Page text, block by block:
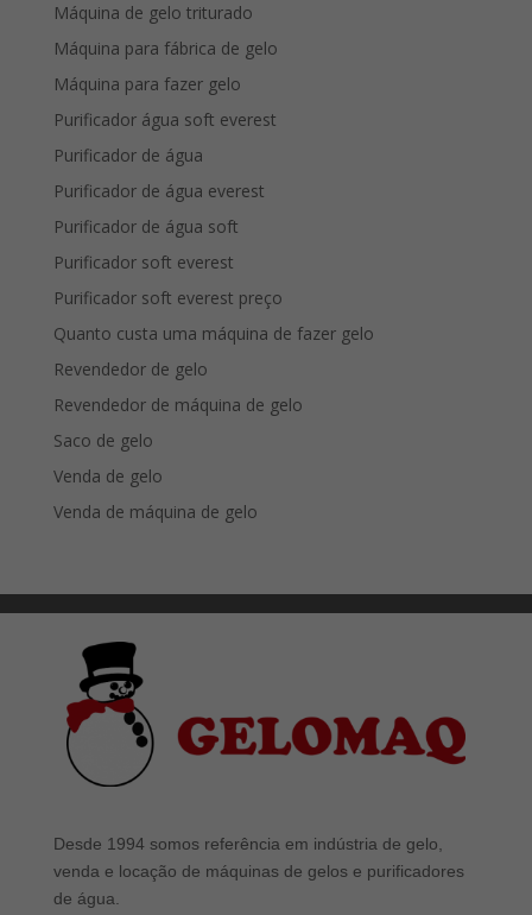
Máquina de gelo triturado
Máquina para fábrica de gelo
Máquina para fazer gelo
Purificador água soft everest
Purificador de água
Purificador de água everest
Purificador de água soft
Purificador soft everest
Purificador soft everest preço
Quanto custa uma máquina de fazer gelo
Revendedor de gelo
Revendedor de máquina de gelo
Saco de gelo
Venda de gelo
Venda de máquina de gelo
Desde 1994 somos referência em indústria de gelo,
venda e locação de máquinas de gelos e purificadores
de água.